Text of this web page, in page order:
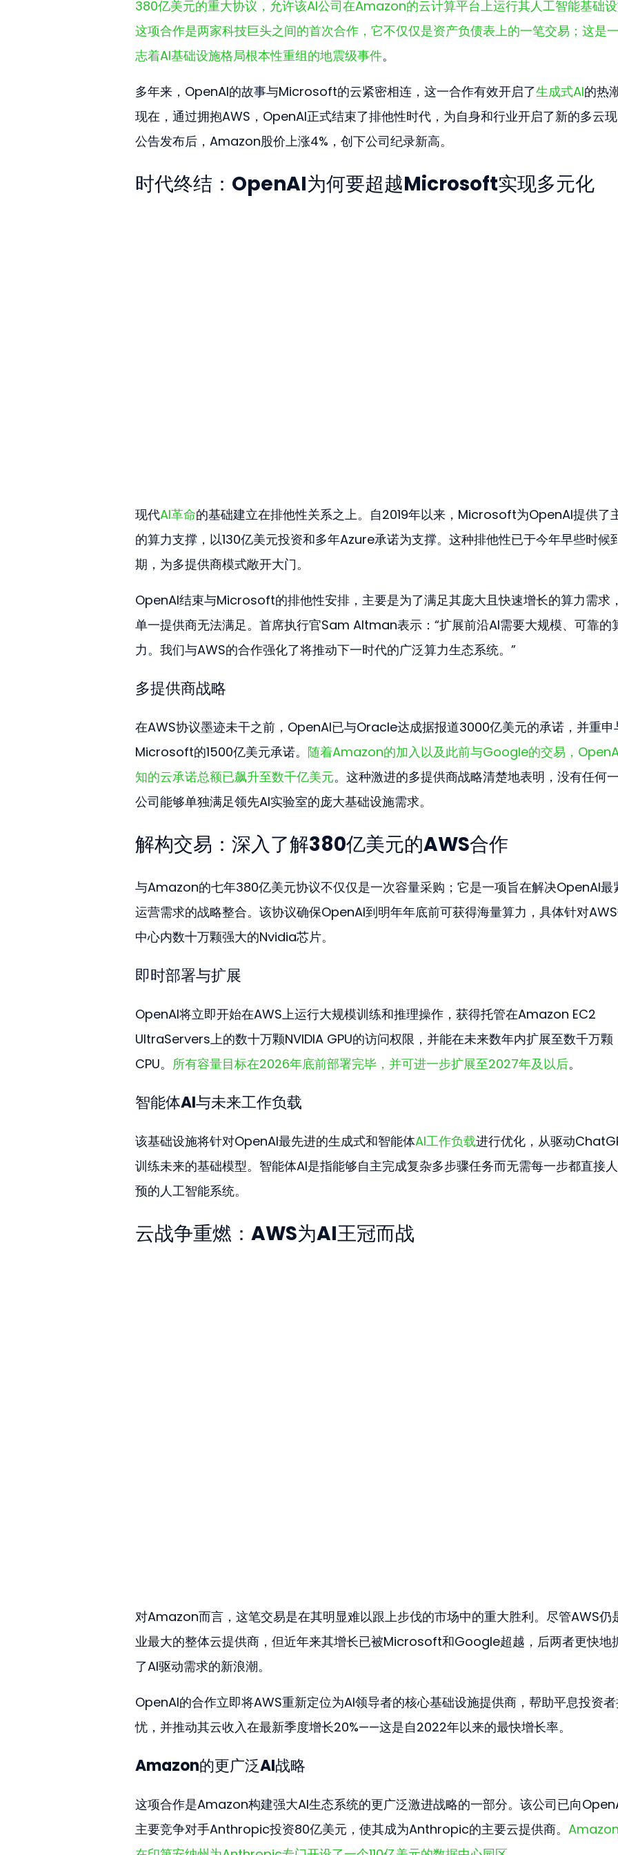
380亿美元的重大协议，允许该AI公司在Amazon的云计算平台上运行其人工智能基础
这项合作是两家科技巨头之间的首次合作，它不仅仅是资产负债表上的一笔交易；这是
志着AI基础设施格局根本性重组的地震级事件。
多年来，OpenAI的故事与Microsoft的云紧密相连，这一合作有效开启了生成式AI的热
现在，通过拥抱AWS，OpenAI正式结束了排他性时代，为自身和行业开启了新的多云现
公告发布后，Amazon股价上涨4%，创下公司纪录新高。
时代终结：OpenAI为何要超越Microsoft实现多元化
现代AI革命的基础建立在排他性关系之上。自2019年以来，Microsoft为OpenAI提供了
的算力支撑，以130亿美元投资和多年Azure承诺为支撑。这种排他性已于今年早些时候
期，为多提供商模式敞开大门。
OpenAI结束与Microsoft的排他性安排，主要是为了满足其庞大且快速增长的算力需求
单一提供商无法满足。首席执行官Sam Altman表示：“扩展前沿AI需要大规模、可靠的
力。我们与AWS的合作强化了将推动下一时代的广泛算力生态系统。”
多提供商战略
在AWS协议墨迹未干之前，OpenAI已与Oracle达成据报道3000亿美元的承诺，并重申
Microsoft的1500亿美元承诺。 随着Amazon的加入以及此前与Google的交易，
知的云承诺总额已飙升至数千亿美元。这种激进的多提供商战略清楚地表明，没有任何
公司能够单独满足领先AI实验室的庞大基础设施需求。
解构交易：深入了解380亿美元的AWS合作
与Amazon的七年380亿美元协议不仅仅是一次容量采购；它是一项旨在解决OpenAI最
运营需求的战略整合。该协议确保OpenAI到明年年底前可获得海量算力，具体针对
中心内数十万颗强大的Nvidia芯片。
即时部署与扩展
OpenAI将立即开始在AWS上运行大规模训练和推理操作，获得托管在Amazon EC2
UltraServers上的数十万颗NVIDIA GPU的访问权限，并能在未来数年内扩展至数千万颗
CPU。 所有容量目标在2026年底前部署完毕，并可进一步扩展至2027年及以后。
智能体AI与未来工作负载
该基础设施将针对OpenAI最先进的生成式和智能体AI工作负载进行优化，从驱动
训练未来的基础模型。智能体AI是指能够自主完成复杂多步骤任务而无需每一步都直接
预的人工智能系统。
云战争重燃：AWS为AI王冠而战
对Amazon而言，这笔交易是在其明显难以跟上步伐的市场中的重大胜利。尽管AWS仍
业最大的整体云提供商，但近年来其增长已被Microsoft和Google超越，后两者更快地
了AI驱动需求的新浪潮。
OpenAI的合作立即将AWS重新定位为AI领导者的核心基础设施提供商，帮助平息投资者
忧，并推动其云收入在最新季度增长20%——这是自2022年以来的最快增长率。
Amazon的更广泛AI战略
这项合作是Amazon构建强大AI生态系统的更广泛激进战略的一部分。该公司已向
主要竞争对手Anthropic投资80亿美元，使其成为Anthropic的主要云提供商。